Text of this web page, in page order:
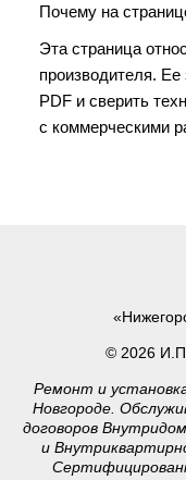
Почему на
Эта страница
производителя.
PDF и сверить
с коммерческими
© 2026
Ремонт и
Новгороде.
договоров
и